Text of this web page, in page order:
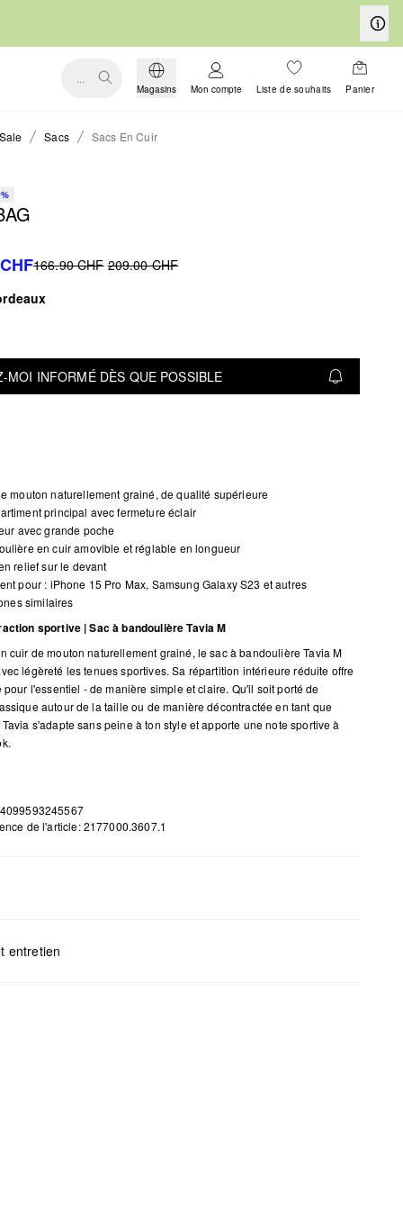
...
Magasins Mon compte Liste de souhaits Panier
Sale Sacs Sacs En Cuir
166.90 CHF 209.00 CHF
MOI INFORMÉ DÈS QUE POSSIBLE
mouton naturellement grainé, de qualité supérieure
principal avec fermeture éclair
avec grande poche
en cuir amovible et réglable en longueur
relief sur le devant
pour : iPhone 15 Pro Max, Samsung Galaxy S23 et autres
similaires
sportive | Sac à bandoulière Tavia M
cuir de mouton naturellement grainé, le sac à bandoulière Tavia M
légèreté les tenues sportives. Sa répartition intérieure réduite offre
pour l'essentiel - de manière simple et claire. Qu'il soit porté de
autour de la taille ou de manière décontractée en tant que
s'adapte sans peine à ton style et apporte une note sportive à
de l'article: 2177000.3607.1
entretien